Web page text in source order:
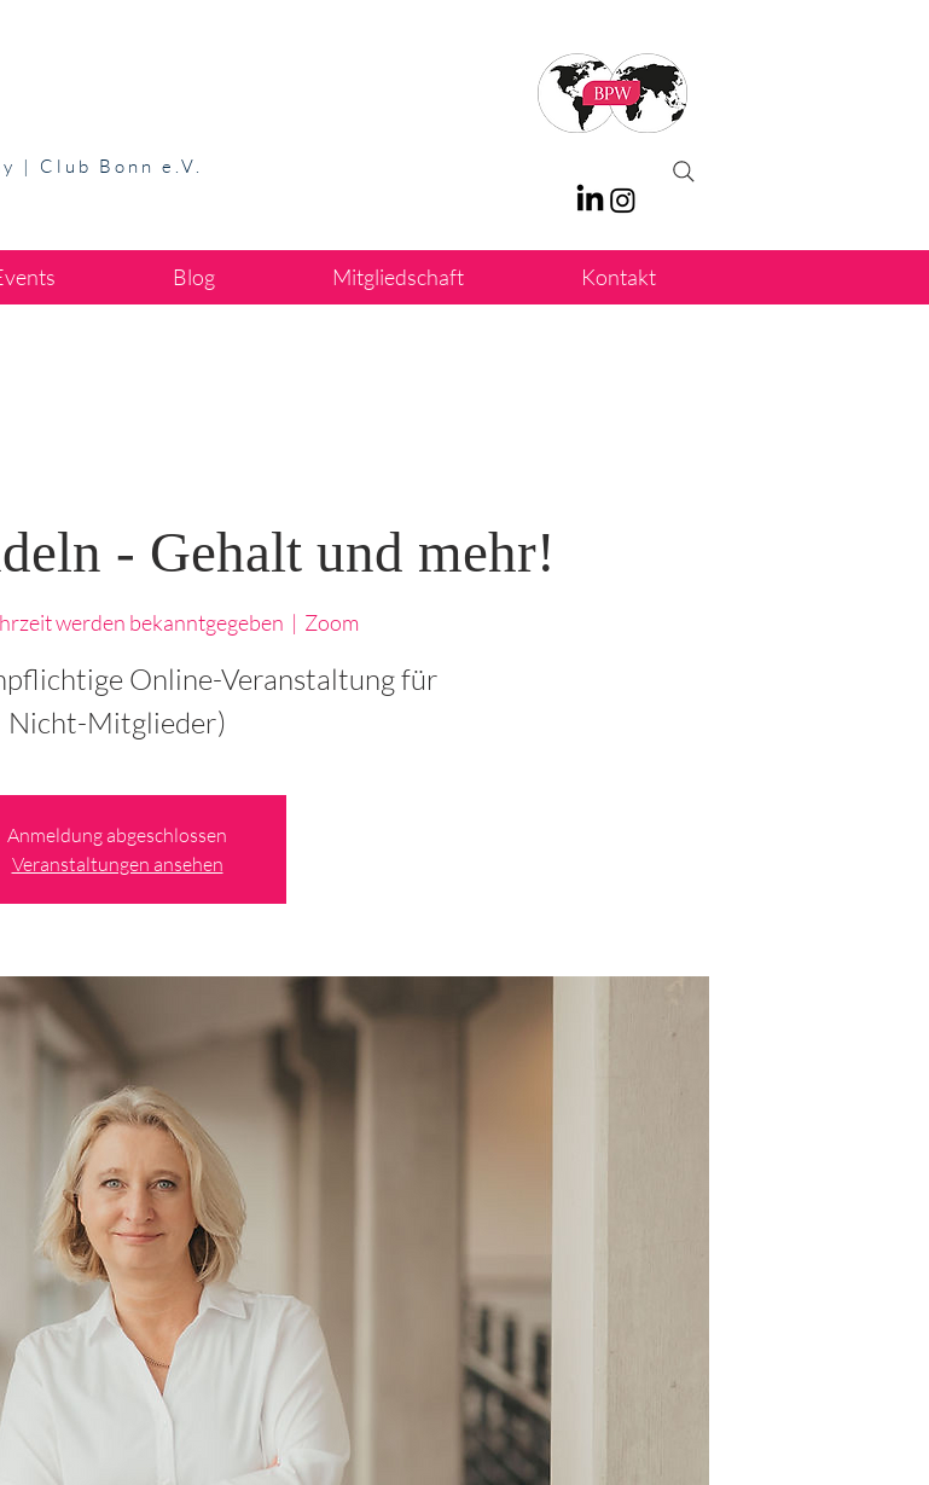
| Club Bonn e.V.
Blog Mitgliedschaft Kontakt
- Gehalt und mehr!
werden bekanntgegeben
  |
Zoom
Online-Veranstaltung für
Nicht-Mitglieder)
Anmeldung abgeschlossen
Veranstaltungen ansehen